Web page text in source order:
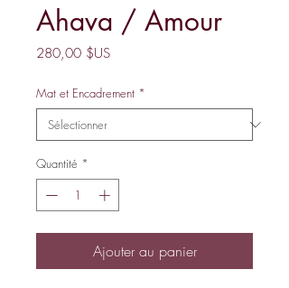
Ahava / Amour
280,00 $USPrix
Mat et Encadrement *
Quantité *
Ajouter au panier